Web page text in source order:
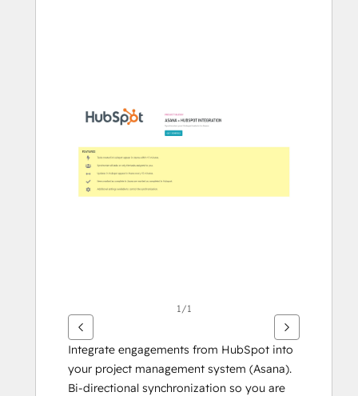
1/1
Integrate engagements from HubSpot into
your project management system (Asana).
Bi-directional synchronization so you are